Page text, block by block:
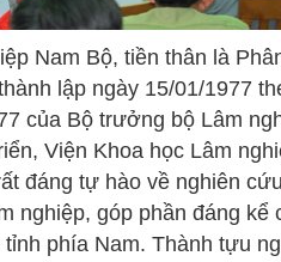
Nam Bộ, tiền thân là
lập ngày 15/01/1977
của Bộ trưởng bộ Lâm
Viện Khoa học Lâm
đáng tự hào về nghiên
nghiệp, góp phần đáng kể
phía Nam. Thành tựu